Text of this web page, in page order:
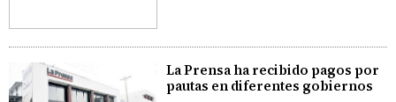
La Prensa ha recibido pagos por
pautas en diferentes gobiernos